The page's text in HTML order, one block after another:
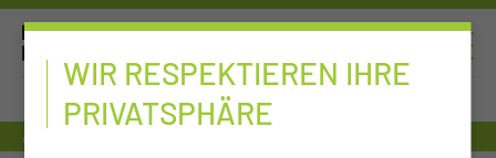
Ausbildung
WIR RESPEKTIEREN IHRE
PRIVATSPHÄRE